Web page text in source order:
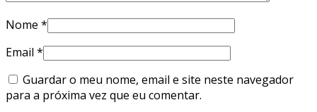
Nome *
Email *
Guardar o meu nome, email e site neste navegador
para a próxima vez que eu comentar.